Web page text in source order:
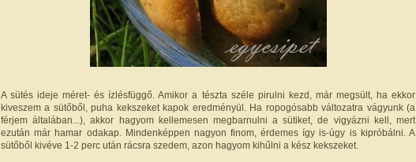
A sütés ideje méret- és ízlésfüggő. Amikor a tészta széle pirulni kezd, már megsült, ha ekkor
kiveszem a sütőből, puha kekszeket kapok eredményül. Ha ropogósabb változatra vágyunk (a
férjem általában...), akkor hagyom kellemesen megbarnulni a sütiket, de vigyázni kell, mert
ezután már hamar odakap. Mindenképpen nagyon finom, érdemes így is-úgy is kipróbálni. A
sütőből kivéve 1-2 perc után rácsra szedem, azon hagyom kihűlni a kész kekszeket.